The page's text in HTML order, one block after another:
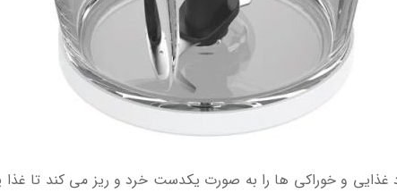
خود مواد غذایی و خوراکی ها را به صورت یکدست خرد و ریز می کند